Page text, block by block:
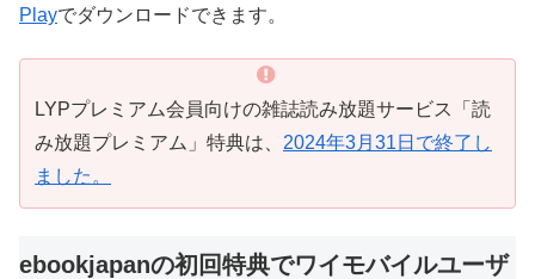
Playでダウンロードできます。
LYPプレミアム会員向けの雑誌読み放題サービス「読
み放題プレミアム」特典は、 2024年3月31日で終了し
ました。
ebookjapanの初回特典でワイモバイルユーザ